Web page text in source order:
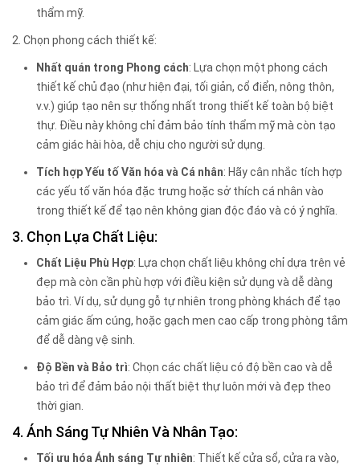
thẩm mỹ.
2. Chọn phong cách thiết kế:
Nhất quán trong Phong cách: Lựa chọn một phong cách
thiết kế chủ đạo (như hiện đại, tối giản, cổ điển, nông thôn,
v.v.) giúp tạo nên sự thống nhất trong thiết kế toàn bộ biệt
thự. Điều này không chỉ đảm bảo tính thẩm mỹ mà còn tạo
cảm giác hài hòa, dễ chịu cho người sử dụng.
Tích hợp Yếu tố Văn hóa và Cá nhân: Hãy cân nhắc tích hợp
các yếu tố văn hóa đặc trưng hoặc sở thích cá nhân vào
trong thiết kế để tạo nên không gian độc đáo và có ý nghĩa.
3. Chọn Lựa Chất Liệu:
Chất Liệu Phù Hợp: Lựa chọn chất liệu không chỉ dựa trên vẻ
đẹp mà còn cần phù hợp với điều kiện sử dụng và dễ dàng
bảo trì. Ví dụ, sử dụng gỗ tự nhiên trong phòng khách để tạo
cảm giác ấm cúng, hoặc gạch men cao cấp trong phòng tắm
để dễ dàng vệ sinh.
Độ Bền và Bảo trì: Chọn các chất liệu có độ bền cao và dễ
bảo trì để đảm bảo nội thất biệt thự luôn mới và đẹp theo
thời gian.
4. Ánh Sáng Tự Nhiên Và Nhân Tạo:
Tối ưu hóa Ánh sáng Tự nhiên: Thiết kế cửa sổ, cửa ra vào,